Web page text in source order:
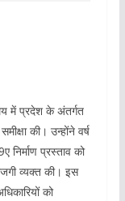
में प्रदेश के अंतर्गत
की। उन्होंने वर्ष
प्रस्ताव को
व्यक्त की। इस
को